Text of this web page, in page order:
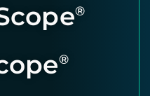
®
®